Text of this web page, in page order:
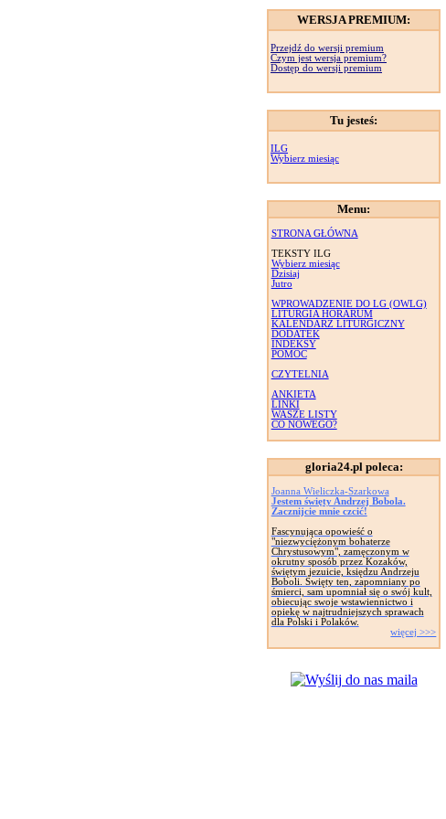
WERSJA PREMIUM:
Przejdź do wersji premium
Czym jest wersja premium?
Dostęp do wersji premium
Tu jesteś:
ILG
Wybierz miesiąc
Menu:
STRONA GŁÓWNA
TEKSTY ILG
Wybierz miesiąc
Dzisiaj
Jutro
WPROWADZENIE DO LG (OWLG)
LITURGIA HORARUM
KALENDARZ LITURGICZNY
DODATEK
INDEKSY
POMOC
CZYTELNIA
ANKIETA
LINKI
WASZE LISTY
CO NOWEGO?
gloria24.pl poleca:
Joanna Wieliczka-Szarkowa
Jestem święty Andrzej Bobola.
Zacznijcie mnie czcić!
Fascynująca opowieść o
"niezwyciężonym bohaterze
Chrystusowym", zamęczonym w
okrutny sposób przez Kozaków,
świętym jezuicie, księdzu Andrzeju
Boboli. Święty ten, zapomniany po
śmierci, sam upomniał się o swój kult,
obiecując swoje wstawiennictwo i
opiekę w najtrudniejszych sprawach
dla Polski i Polaków.
więcej >>>